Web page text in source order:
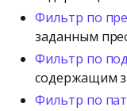
Фильтр по
заданным
Фильтр по
содержащим
Фильтр по